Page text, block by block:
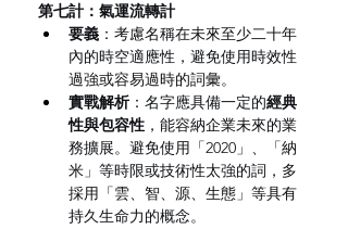
第七計：氣運流轉計
要義 ：考慮名稱在未來至少二十年
內的時空適應性，避免使用時效性
過強或容易過時的詞彙。
實戰解析 ：名字應具備一定的經典
性與包容性 ，能容納企業未來的業
務擴展。避免使用「2020」、「納
米」等時限或技術性太強的詞，多
採用「雲、智、源、生態」等具有
持久生命力的概念。